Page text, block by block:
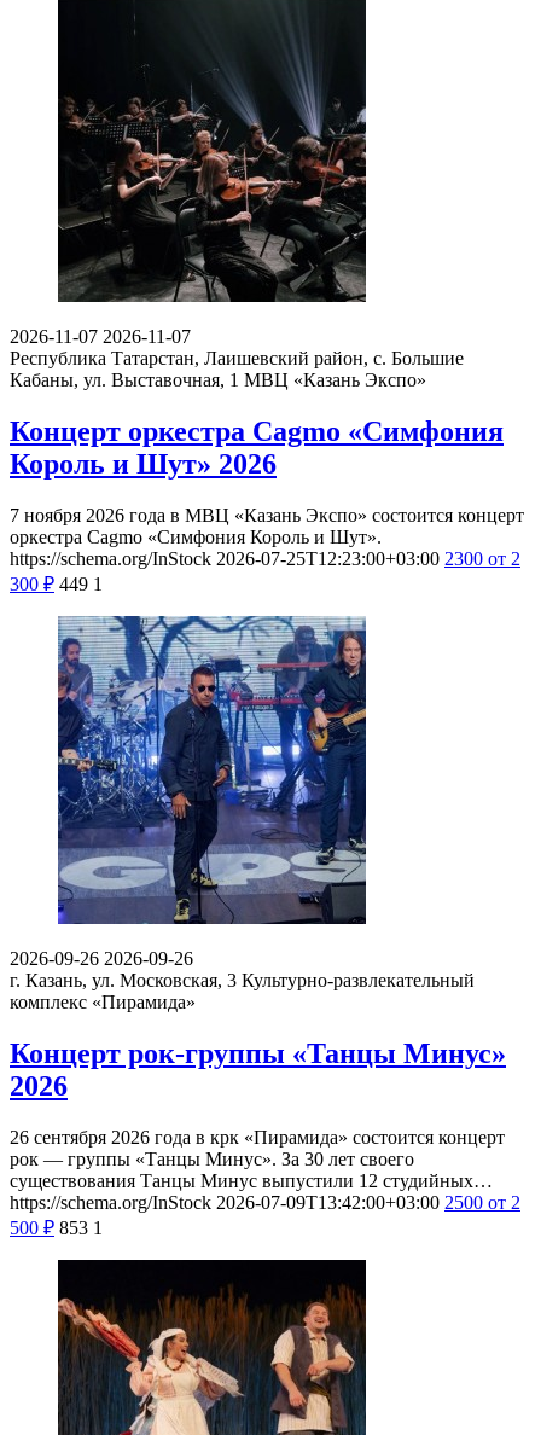
2026-11-07 2026-11-07
Республика Татарстан, Лаишевский район, с. Большие
Кабаны, ул. Выставочная, 1 МВЦ «Казань Экспо»
Концерт оркестра Cagmo «Симфония
Король и Шут» 2026
7 ноября 2026 года в МВЦ «Казань Экспо» состоится концерт
оркестра Cagmo «Симфония Король и Шут».
https://schema.org/InStock 2026-07-25T12:23:00+03:00 2300 от 2
300 ₽ 449 1
2026-09-26 2026-09-26
г. Казань, ул. Московская, 3 Культурно-развлекательный
комплекс «Пирамида»
Концерт рок-группы «Танцы Минус»
2026
26 сентября 2026 года в крк «Пирамида» состоится концерт
рок — группы «Танцы Минус». За 30 лет своего
существования Танцы Минус выпустили 12 студийных…
https://schema.org/InStock 2026-07-09T13:42:00+03:00 2500 от 2
500 ₽ 853 1